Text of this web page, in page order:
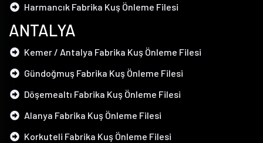
Harmancık Fabrika Kuş Önleme Filesi
ANTALYA
Kemer / Antalya Fabrika Kuş Önleme Filesi
Gündoğmuş Fabrika Kuş Önleme Filesi
Döşemealtı Fabrika Kuş Önleme Filesi
Alanya Fabrika Kuş Önleme Filesi
Korkuteli Fabrika Kuş Önleme Filesi